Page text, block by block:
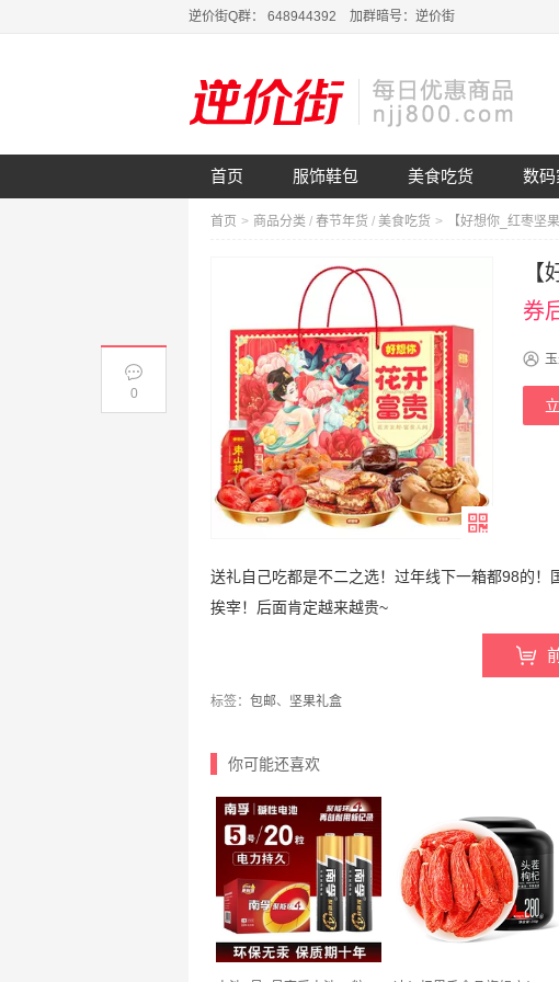
逆价街Q群： 648944392 加群暗号：逆价街
首页 服饰鞋包 美食吃货 数
首页 > 商品分类 / 春节年货 / 美食吃货 >
券
送礼自己吃都是不二之选！过年线下一箱都98的
挨宰！后面肯定越来越贵~
标签： 包邮、 坚果礼盒
你可能还喜欢
0